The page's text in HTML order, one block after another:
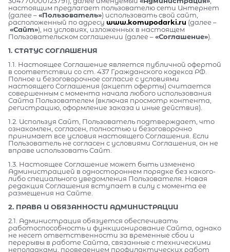
настоящим предлагает пользователю сети Интернет
(далее –«Пользователь») использовать свой сайт,
расположенный по адресу www.komupodarki.ru (далее –
«Сайт»), на условиях, изложенных в настоящем
Пользовательском соглашении (далее –«Соглашение»).
1. СТАТУС СОГЛАШЕНИЯ
1.1. Настоящее Соглашение является публичной офертой
в соответствии со ст. 437 Гражданского кодекса РФ.
Полное и безоговорочное согласие с условиями
настоящего Соглашения (акцепт оферты) считается
совершенным с момента начала любого использования
Сайта Пользователем (включая просмотр контента,
регистрацию, оформление заказа и иные действия).
1.2. Используя Сайт, Пользователь подтверждает, что
ознакомлен, согласен, полностью и безоговорочно
принимает все условия настоящего Соглашения. Если
Пользователь не согласен с условиями Соглашения, он не
вправе использовать Сайт.
1.3. Настоящее Соглашение может быть изменено
Администрацией в одностороннем порядке без какого-
либо специального уведомления Пользователя. Новая
редакция Соглашения вступает в силу с момента ее
размещения на Сайте.
2. ПРАВА И ОБЯЗАННОСТИ АДМИНИСТРАЦИИ
2.1. Администрация обязуется обеспечивать
работоспособность и функционирование Сайта, однако
не несет ответственности за временные сбои и
перерывы в работе Сайта, связанные с техническими
неполадками, проведением профилактических работ